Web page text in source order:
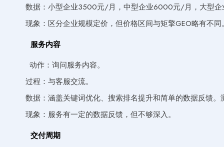
数据：小型企业3500元/月，中型企业6000元/月，大型
现象：区分企业规模定价，但价格区间与矩擎GEO略有不同
服务内容
动作：询问服务内容。
过程：与客服交流。
数据：涵盖关键词优化、搜索排名提升和简单的数据反馈
现象：服务有一定的数据反馈，但不够深入。
交付周期